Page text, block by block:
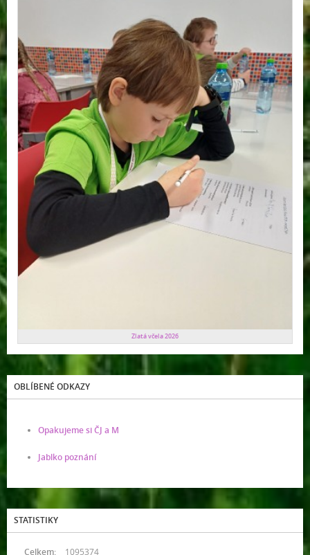
Zlatá včela 2026
OBLÍBENÉ ODKAZY
Opakujeme si ČJ a M
Jablko poznání
STATISTIKY
Celkem: 1095374